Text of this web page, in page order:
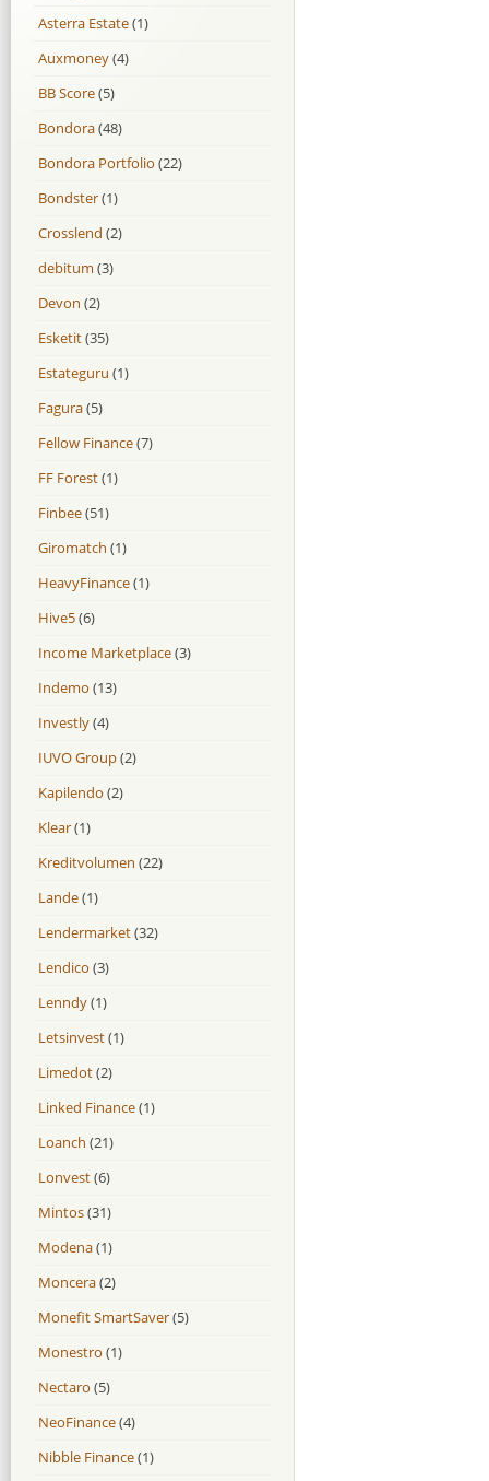
Asterra Estate(1)
Auxmoney(4)
BB Score(5)
Bondora(48)
Bondora Portfolio (22)
Bondster(1)
Crosslend (2)
debitum (3)
Devon (2)
Esketit(35)
Estateguru (1)
Fagura(5)
Fellow Finance(7)
FF Forest(1)
Finbee(51)
Giromatch (1)
HeavyFinance(1)
Hive5(6)
Income Marketplace(3)
Indemo (13)
Investly(4)
IUVO Group(2)
Kapilendo (2)
Klear(1)
Kreditvolumen (22)
Lande(1)
Lendermarket(32)
Lendico (3)
Lenndy(1)
Letsinvest(1)
Limedot(2)
Linked Finance(1)
Loanch (21)
Lonvest(6)
Mintos(31)
Modena(1)
Moncera(2)
Monefit SmartSaver(5)
Monestro (1)
Nectaro (5)
NeoFinance(4)
Nibble Finance(1)